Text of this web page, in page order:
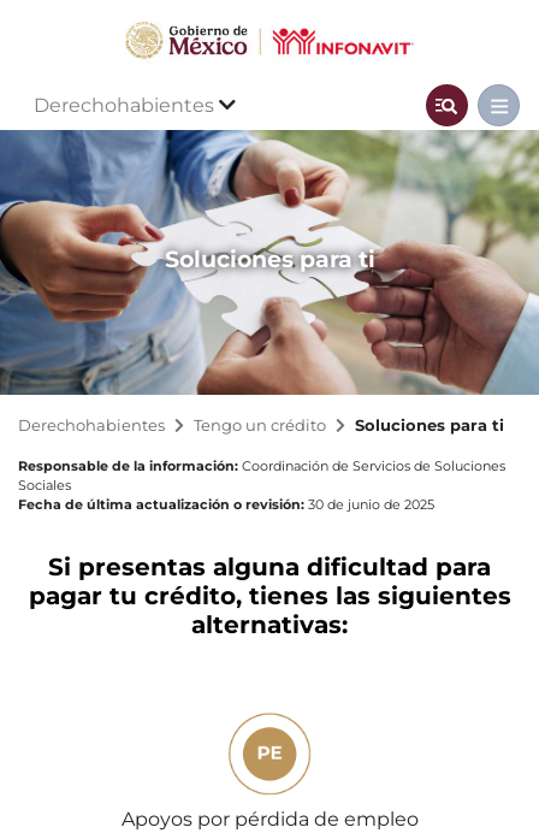
Derechohabientes
Soluciones para ti
Derechohabientes Tengo un crédito Soluciones para ti
Responsable de la información: Coordinación de Servicios de Soluciones
Sociales
Fecha de última actualización o revisión: 30 de junio de 2025
Si presentas alguna dificultad para
pagar tu crédito, tienes las siguientes
alternativas:
Apoyos por pérdida de empleo